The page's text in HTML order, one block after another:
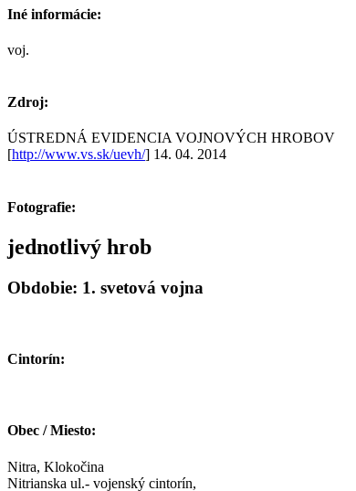
Iné informácie:
voj.
Zdroj:
ÚSTREDNÁ EVIDENCIA VOJNOVÝCH HROBOV
[http://www.vs.sk/uevh/] 14. 04. 2014
Fotografie:
jednotlivý hrob
Obdobie: 1. svetová vojna
Cintorín:
Obec / Miesto:
Nitra, Klokočina
Nitrianska ul.- vojenský cintorín,